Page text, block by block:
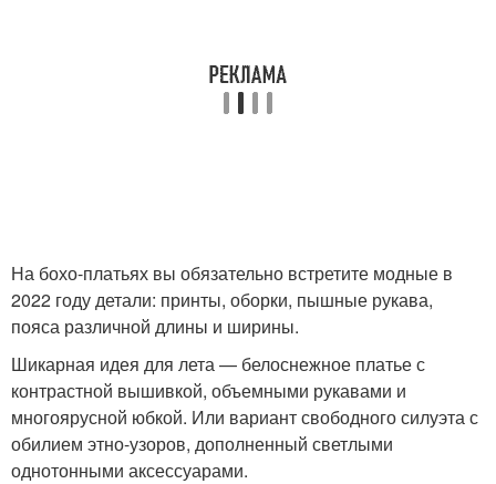
На бохо-платьях вы обязательно встретите модные в
2022 году детали: принты, оборки, пышные рукава,
пояса различной длины и ширины.
Шикарная идея для лета — белоснежное платье с
контрастной вышивкой, объемными рукавами и
многоярусной юбкой. Или вариант свободного силуэта с
обилием этно-узоров, дополненный светлыми
однотонными аксессуарами.